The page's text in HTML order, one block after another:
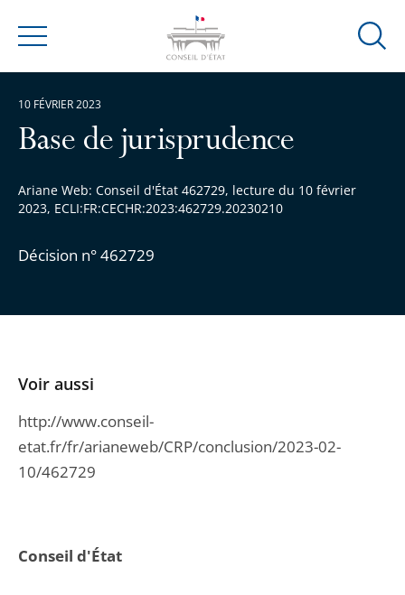
Menu
Ouvrir
Base de jurisprudence
Ariane Web: Conseil d'État 462729, lecture du 10 février
2023, ECLI:FR:CECHR:2023:462729.20230210
Décision n° 462729
10 FÉVRIER 2023
Conseil d'État
Voir aussi
http://www.conseil-
etat.fr/fr/arianeweb/CRP/conclusion/2023-02-
10/462729